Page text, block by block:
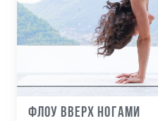
Флоу Вверх ногами